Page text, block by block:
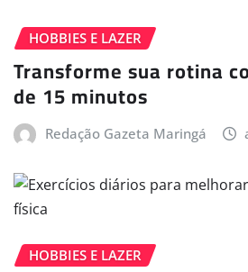
HOBBIES E LAZER
Transforme sua rotina
de 15 minutos
Redação Gazeta Maringá
HOBBIES E LAZER